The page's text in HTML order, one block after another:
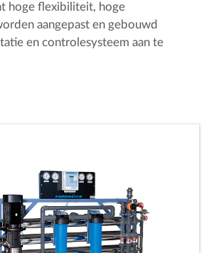
hoge flexibiliteit, hoge
aangepast en gebouwd
en controlesysteem aan te